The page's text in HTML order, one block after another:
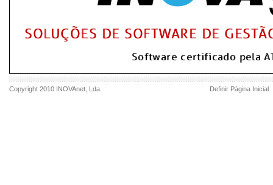
Copyright 2010 INOVAnet , Lda. Definir Página Inicial